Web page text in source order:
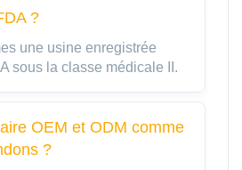
?
une usine enregistrée
sous la classe médicale II.
OEM et ODM comme
?